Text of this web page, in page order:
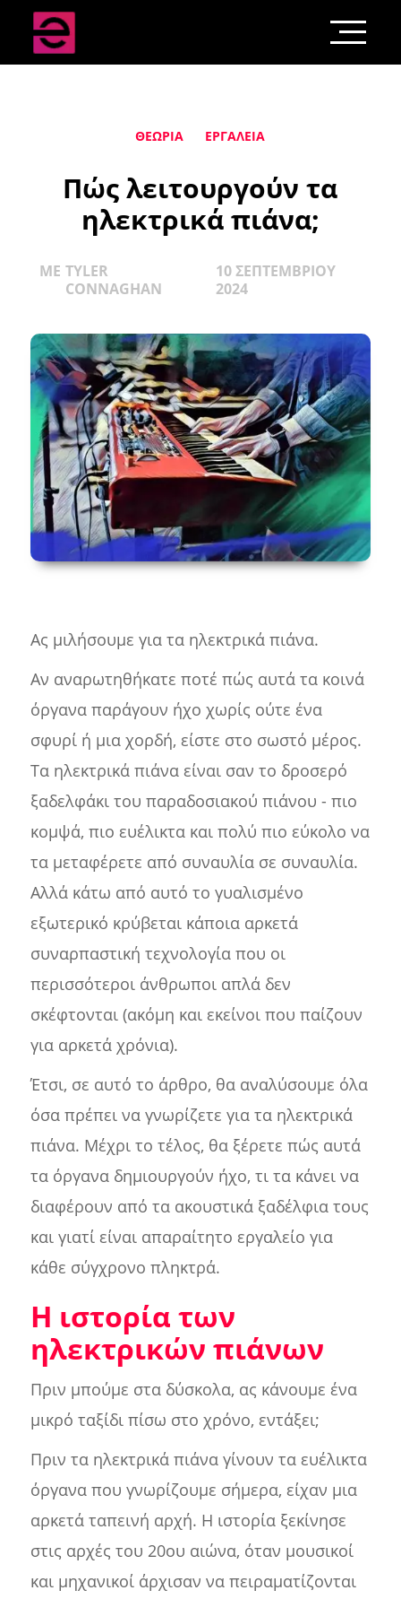
ΘΕΩΡΊΑ ΕΡΓΑΛΕΊΑ
Πώς λειτουργούν τα
ηλεκτρικά πιάνα;
ΜΕ TYLER
CONNAGHAN
10 ΣΕΠΤΕΜΒΡΊΟΥ
2024
Ας μιλήσουμε για τα ηλεκτρικά πιάνα.
Αν αναρωτηθήκατε ποτέ πώς αυτά τα κοινά
όργανα παράγουν ήχο χωρίς ούτε ένα
σφυρί ή μια χορδή, είστε στο σωστό μέρος.
Τα ηλεκτρικά πιάνα είναι σαν το δροσερό
ξαδελφάκι του παραδοσιακού πιάνου - πιο
κομψά, πιο ευέλικτα και πολύ πιο εύκολο να
τα μεταφέρετε από συναυλία σε συναυλία.
Αλλά κάτω από αυτό το γυαλισμένο
εξωτερικό κρύβεται κάποια αρκετά
συναρπαστική τεχνολογία που οι
περισσότεροι άνθρωποι απλά δεν
σκέφτονται (ακόμη και εκείνοι που παίζουν
για αρκετά χρόνια).
Έτσι, σε αυτό το άρθρο, θα αναλύσουμε όλα
όσα πρέπει να γνωρίζετε για τα ηλεκτρικά
πιάνα. Μέχρι το τέλος, θα ξέρετε πώς αυτά
τα όργανα δημιουργούν ήχο, τι τα κάνει να
διαφέρουν από τα ακουστικά ξαδέλφια τους
και γιατί είναι απαραίτητο εργαλείο για
κάθε σύγχρονο πληκτρά.
Η ιστορία των
ηλεκτρικών πιάνων
Πριν μπούμε στα δύσκολα, ας κάνουμε ένα
μικρό ταξίδι πίσω στο χρόνο, εντάξει;
Πριν τα ηλεκτρικά πιάνα γίνουν τα ευέλικτα
όργανα που γνωρίζουμε σήμερα, είχαν μια
αρκετά ταπεινή αρχή. Η ιστορία ξεκίνησε
στις αρχές του 20ου αιώνα, όταν μουσικοί
και μηχανικοί άρχισαν να πειραματίζονται